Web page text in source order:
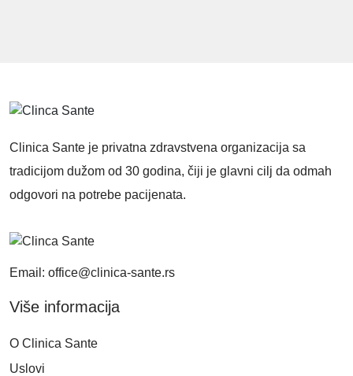
Clinica Sante je privatna zdravstvena organizacija sa
tradicijom dužom od 30 godina, čiji je glavni cilj da odmah
odgovori na potrebe pacijenata.
Email: office@clinica-sante.rs
Više informacija
O Clinica Sante
Uslovi